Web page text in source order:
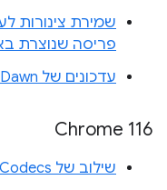
שמירת צינורות
פריסה שנוצרת
עדכונים של Dawn
Chrome 116
שילוב של WebCodecs